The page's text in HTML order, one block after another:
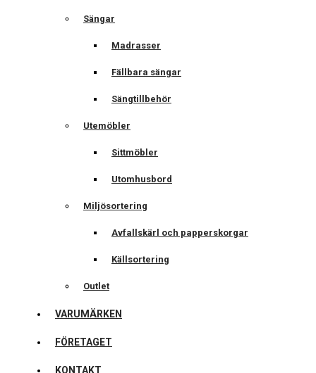
Sängar
Madrasser
Fällbara sängar
Sängtillbehör
Utemöbler
Sittmöbler
Utomhusbord
Miljösortering
Avfallskärl och papperskorgar
Källsortering
Outlet
VARUMÄRKEN
FÖRETAGET
KONTAKT